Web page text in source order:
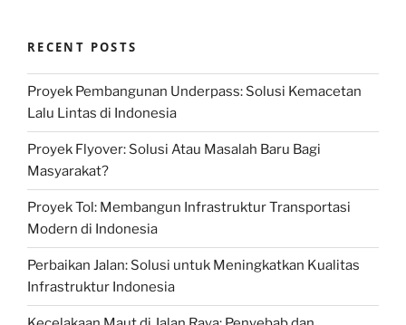
RECENT POSTS
Proyek Pembangunan Underpass: Solusi Kemacetan
Lalu Lintas di Indonesia
Proyek Flyover: Solusi Atau Masalah Baru Bagi
Masyarakat?
Proyek Tol: Membangun Infrastruktur Transportasi
Modern di Indonesia
Perbaikan Jalan: Solusi untuk Meningkatkan Kualitas
Infrastruktur Indonesia